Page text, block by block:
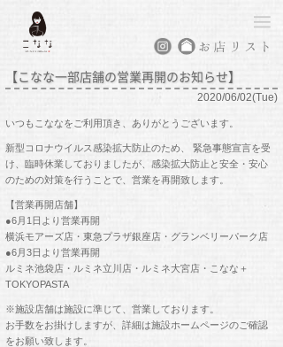
【こなな一部店舗の営業再開のお知らせ】
2020/06/02(Tue)
いつもこななをご利用頂き、ありがとうございます。
新型コロナウイルス感染拡大防止のため、 緊急事態宣言を受
け、臨時休業しておりましたが、感染拡大防止と安全・安心
のための対策を行うことで、営業を再開致します。
【営業再開店舗】
●6月1日より営業再開
横浜モアーズ店・東急プラザ銀座店・グランベリーパーク店
●6月3日より営業再開
ルミネ池袋店・ルミネ立川店・ルミネ大宮店・こなな＋
TOKYOPASTA
※施設店舗は施設に準じて、営業しております。
お手数をお掛けしますが、詳細は施設ホームページのご確認
をお願い致します。